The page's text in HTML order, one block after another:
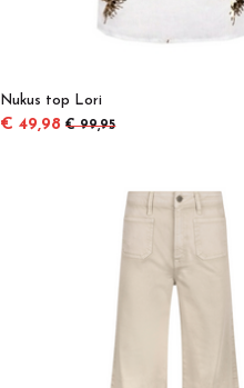
Nukus top Lori
€ 49,98 € 99,95